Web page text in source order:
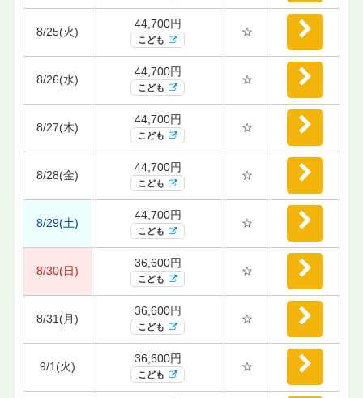
8/25(火)
44,700円
こども
☆
8/26(水)
44,700円
こども
☆
8/27(木)
44,700円
こども
☆
8/28(金)
44,700円
こども
☆
8/29(土)
44,700円
こども
☆
8/30(日)
36,600円
こども
☆
8/31(月)
36,600円
こども
☆
9/1(火)
36,600円
こども
☆